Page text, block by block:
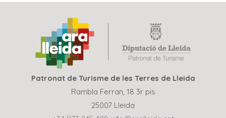
Patronat de Turisme de les Terres de Lleida
Rambla Ferran, 18 3r pis
25007 Lleida